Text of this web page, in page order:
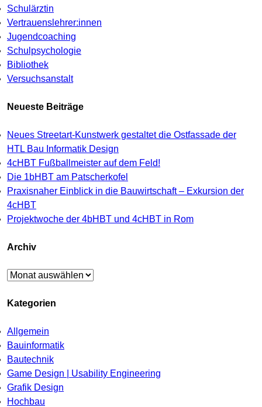
Schulärztin
Vertrauenslehrer:innen
Jugendcoaching
Schulpsychologie
Bibliothek
Versuchsanstalt
Neueste Beiträge
Neues Streetart-Kunstwerk gestaltet die Ostfassade der
HTL Bau Informatik Design
4cHBT Fußballmeister auf dem Feld!
Die 1bHBT am Patscherkofel
Praxisnaher Einblick in die Bauwirtschaft – Exkursion der
4cHBT
Projektwoche der 4bHBT und 4cHBT in Rom
Archiv
Archiv
Kategorien
Allgemein
Bauinformatik
Bautechnik
Game Design | Usability Engineering
Grafik Design
Hochbau